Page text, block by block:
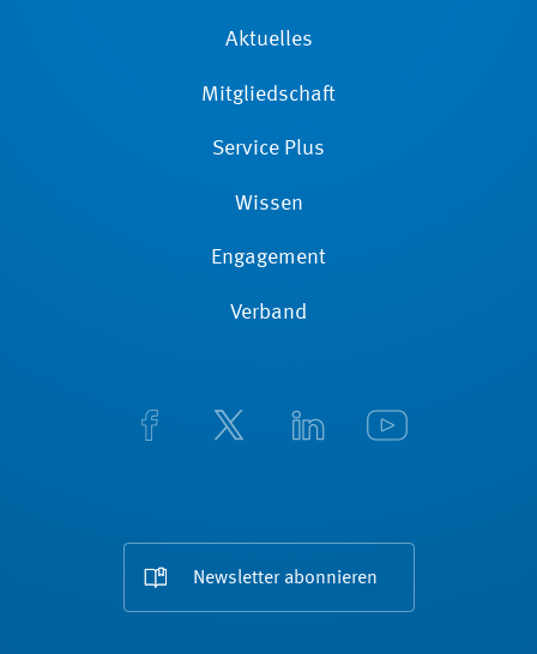
Aktuelles
Mitgliedschaft
Service Plus
Wissen
Engagement
Verband
Newsletter abonnieren